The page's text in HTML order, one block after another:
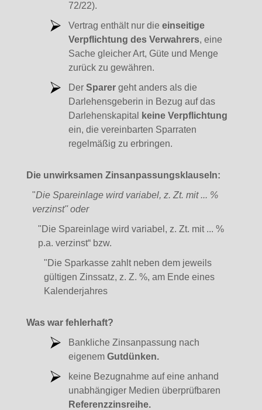
72/22).
Vertrag enthält nur die einseitige
Verpflichtung des Verwahrers, eine
Sache gleicher Art, Güte und Menge
zurück zu gewähren.
Der Sparer geht anders als die
Darlehensgeberin in Bezug auf das
Darlehenskapital
keine Verpflichtung
ein, die vereinbarten Sparraten
regelmäßig zu erbringen.
Die unwirksamen Zinsanpassungsklauseln:
"Die Spareinlage wird variabel, z. Zt. mit ... %
verzinst'' oder
"Die Spareinlage wird variabel, z. Zt. mit ... %
p.a. verzinst“ bzw.
"Die Sparkasse zahlt neben dem jeweils
gültigen Zinssatz, z. Z. %, am Ende eines
Kalenderjahres
Was war fehlerhaft?
Bankliche Zinsanpassung nach
eigenem Gutdünken.
keine Bezugnahme auf eine anhand
unabhängiger Medien überprüfbaren
Referenzzinsreihe.